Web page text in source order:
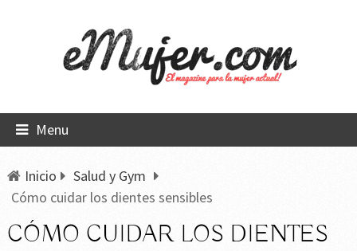
Menu
Inicio
Salud y Gym
Cómo cuidar los dientes sensibles
CÓMO CUIDAR LOS DIENTES